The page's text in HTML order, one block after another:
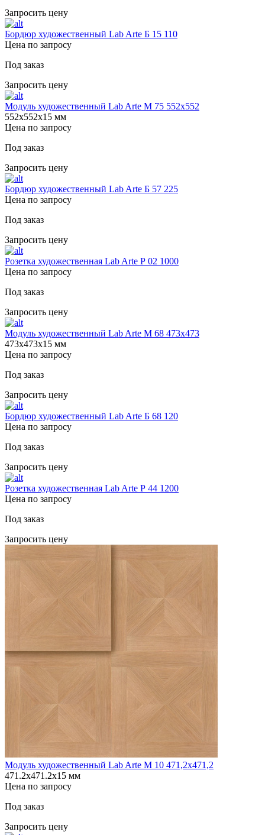
Запросить цену
Бордюр художественный Lab Arte Б 15 110
Цена по запросу
Под заказ
Запросить цену
Модуль художественный Lab Arte М 75 552х552
552х552х15 мм
Цена по запросу
Под заказ
Запросить цену
Бордюр художественный Lab Arte Б 57 225
Цена по запросу
Под заказ
Запросить цену
Розетка художественная Lab Arte Р 02 1000
Цена по запросу
Под заказ
Запросить цену
Модуль художественный Lab Arte М 68 473х473
473х473х15 мм
Цена по запросу
Под заказ
Запросить цену
Бордюр художественный Lab Arte Б 68 120
Цена по запросу
Под заказ
Запросить цену
Розетка художественная Lab Arte Р 44 1200
Цена по запросу
Под заказ
Запросить цену
Модуль художественный Lab Arte М 10 471,2х471,2
471.2х471.2х15 мм
Цена по запросу
Под заказ
Запросить цену